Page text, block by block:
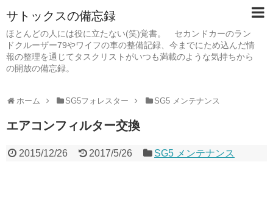
サトックスの備忘録
ほとんどの人には役に立たない(笑)覚書。 セカンドカーのラン
ドクルーザー79やワイフの車の整備記録、今までにため込んだ情
報の整理を通じてタスクリストがいつも満載のような気持ちから
の開放の備忘録。
ホーム SG5フォレスター SG5 メンテナンス
エアコンフィルター交換
2015/12/26 2017/5/26 SG5 メンテナンス